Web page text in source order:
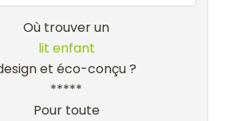
Où trouver un
lit enfant
et éco-conçu ?
*****
Pour toute